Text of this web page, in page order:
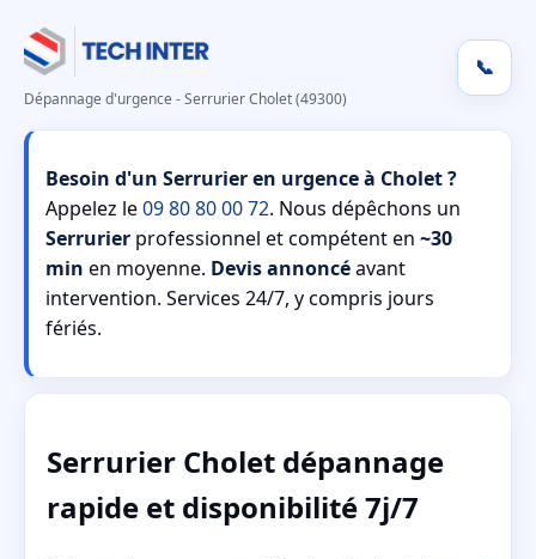
Dépannage d'urgence - Serrurier Cholet (49300)
📞
Besoin d'un Serrurier en urgence à Cholet ?
Appelez le09 80 80 00 72. Nous dépêchons un
Serrurier professionnel et compétent en ~30
min en moyenne. Devis annoncéavant
intervention. Services 24/7, y compris jours
fériés.
Serrurier Cholet dépannage
rapide et disponibilité 7j/7